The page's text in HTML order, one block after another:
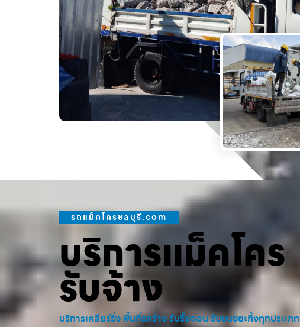
รถแม็คโครชลบุรี.com
บริการแม็คโคร
รับจ้าง
บริการเคลียร์ริ่ง พื้นที่รกร้าง รับรื้อถอน รับขนขยะทิ้งทุกประเภท